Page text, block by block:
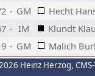
- GM
Hecht
- IM
Klundt
- GM Malich
Heinz Herzog,